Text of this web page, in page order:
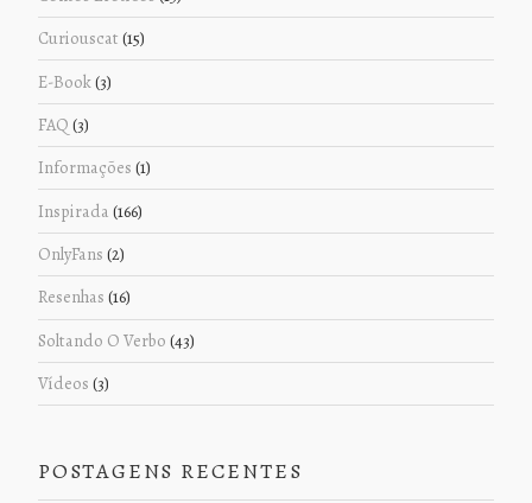
Curiouscat (15)
E-Book(3)
FAQ (3)
Informações (1)
Inspirada (166)
OnlyFans (2)
Resenhas (16)
Soltando O Verbo (43)
Vídeos (3)
POSTAGENS RECENTES